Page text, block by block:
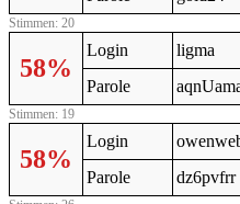
Stimmen: 20
58%
Login
ligma
Parole
Stimmen: 19
58%
Login
Parole
dz6pvfrr